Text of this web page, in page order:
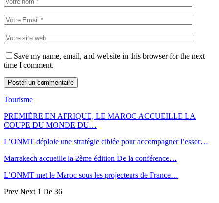
Save my name, email, and website in this browser for the next
time I comment.
Tourisme
PREMIÈRE EN AFRIQUE, LE MAROC ACCUEILLE LA
COUPE DU MONDE DU…
L’ONMT déploie une stratégie ciblée pour accompagner l’essor…
Marrakech accueille la 2ème édition De la conférence…
L’ONMT met le Maroc sous les projecteurs de France…
Prev Next 1 De 36